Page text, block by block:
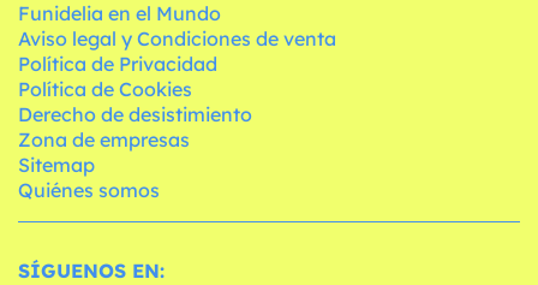
Funidelia en el Mundo
Aviso legal y Condiciones de venta
Política de Privacidad
Política de Cookies
Derecho de desistimiento
Zona de empresas
Sitemap
Quiénes somos
SÍGUENOS EN: